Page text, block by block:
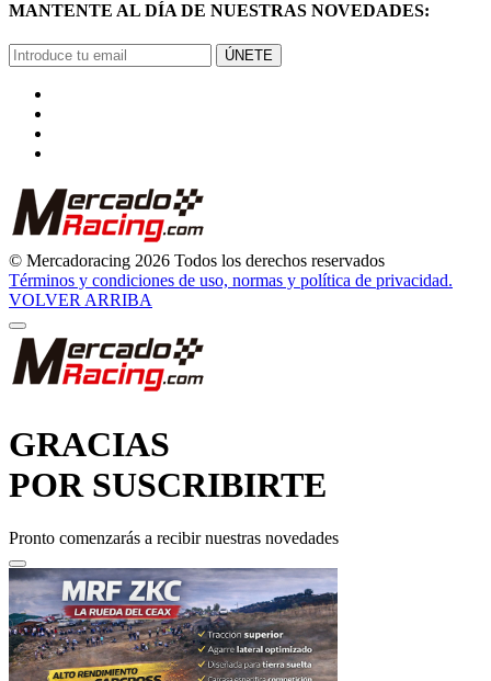
MANTENTE AL DÍA DE NUESTRAS NOVEDADES:
ÚNETE
© Mercadoracing 2026 Todos los derechos reservados
Términos y condiciones de uso, normas y política de privacidad.
VOLVER ARRIBA
GRACIAS
POR SUSCRIBIRTE
Pronto comenzarás a recibir nuestras novedades